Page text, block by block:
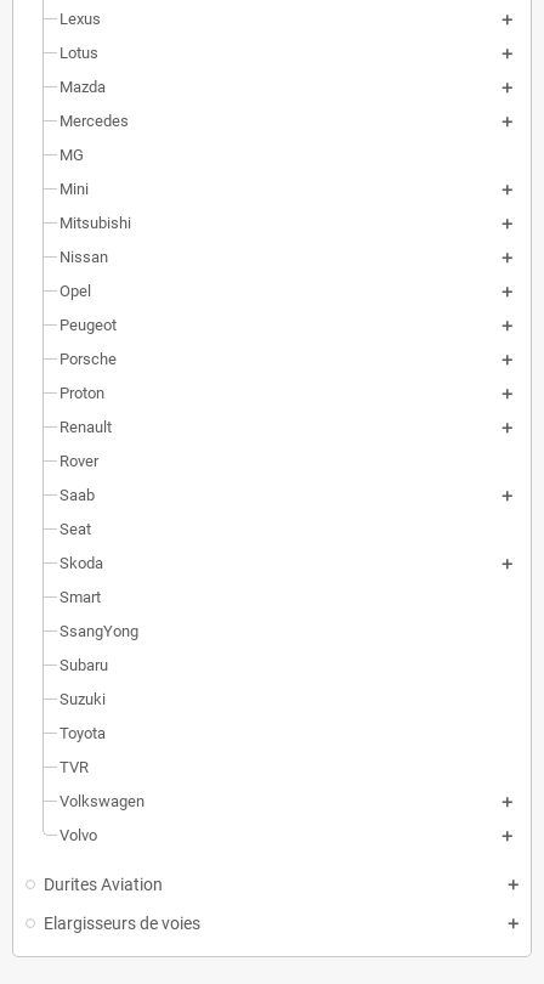
Lexus
Lotus
Mazda
Mercedes
MG
Mini
Mitsubishi
Nissan
Opel
Peugeot
Porsche
Proton
Renault
Rover
Saab
Seat
Skoda
Smart
SsangYong
Subaru
Suzuki
Toyota
TVR
Volkswagen
Volvo
Durites Aviation
Elargisseurs de voies